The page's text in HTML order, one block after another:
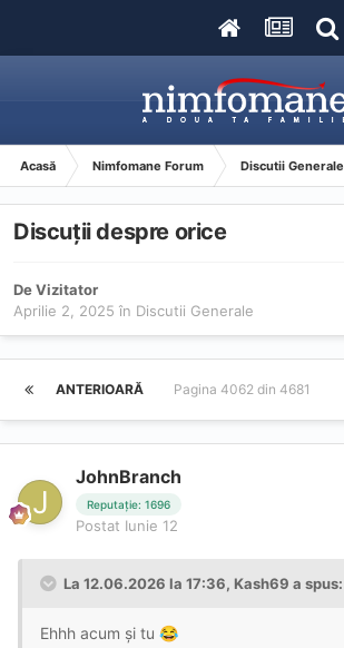
Acasă Nimfomane Forum Discutii Generale
Discuții despre orice
De Vizitator
Aprilie 2, 2025 în Discutii Generale
ANTERIOARĂ Pagina 4062 din 4681
JohnBranch
Reputație: 1696
Postat Iunie 12
La 12.06.2026 la 17:36, Kash69 a spus:
Ehhh acum și tu 😂